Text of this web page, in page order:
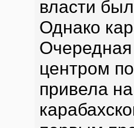
власти
Однако
Очередная
центром
привела